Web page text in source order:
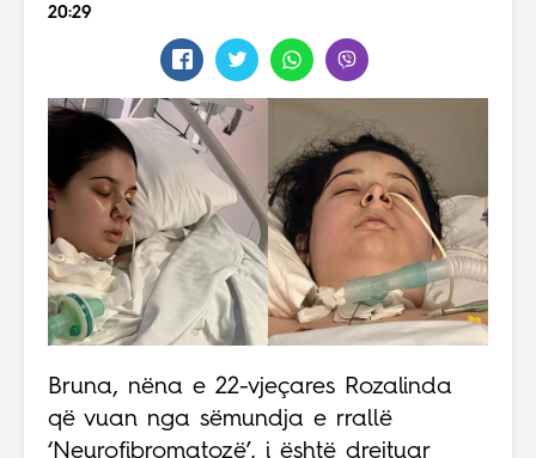
20:29
Bruna, nëna e 22-vjeçares Rozalinda
që vuan nga sëmundja e rrallë
‘Neurofibromatozë’, i është drejtuar